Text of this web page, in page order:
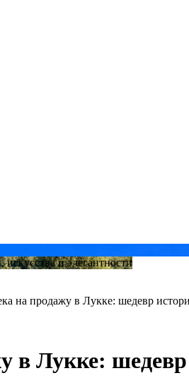
на продажу в Лукке: шедевр
Лукке: шедевр